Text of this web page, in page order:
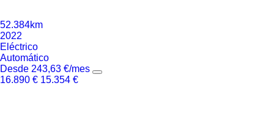
52.384km
2022
Eléctrico
Automático
Desde 243,63 €/mes
16.890 € 15.354 €